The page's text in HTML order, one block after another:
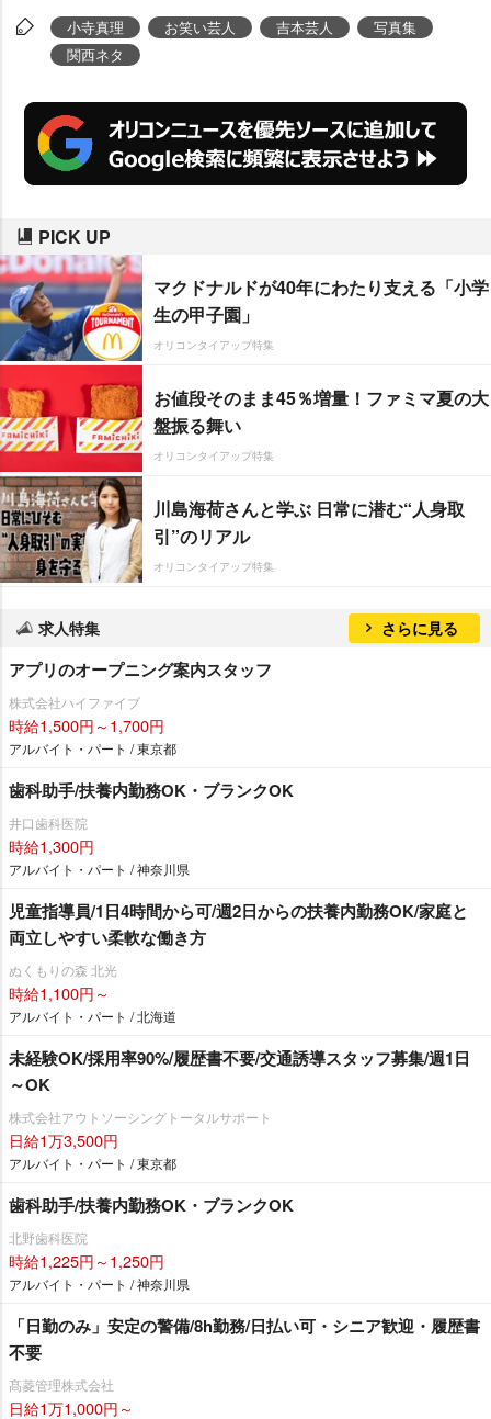
小寺真理 お笑い芸人 吉本芸人
写真集
関西ネタ
PICK UP
マクドナルドが40年にわたり支える「小学
生の甲子園」
オリコンタイアップ特集
お値段そのまま45％増量！ファミマ夏の大
盤振る舞い
オリコンタイアップ特集
川島海荷さんと学ぶ 日常に潜む“人身取
引”のリアル
オリコンタイアップ特集
求人特集 さらに見る
アプリのオープニング案内スタッフ
株式会社ハイファイブ
時給1,500円～1,700円
アルバイト・パート / 東京都
歯科助手/扶養内勤務OK・ブランクOK
井口歯科医院
時給1,300円
アルバイト・パート / 神奈川県
児童指導員/1日4時間から可/週2日からの扶養内勤務OK/家庭と
両立しやすい柔軟な働き方
ぬくもりの森 北光
時給1,100円～
アルバイト・パート / 北海道
未経験OK/採用率90%/履歴書不要/交通誘導スタッフ募集/週1日
～OK
株式会社アウトソーシングトータルサポート
日給1万3,500円
アルバイト・パート / 東京都
歯科助手/扶養内勤務OK・ブランクOK
北野歯科医院
時給1,225円～1,250円
アルバイト・パート / 神奈川県
「日勤のみ」安定の警備/8h勤務/日払い可・シニア歓迎・履歴書
不要
髙菱管理株式会社
日給1万1,000円～